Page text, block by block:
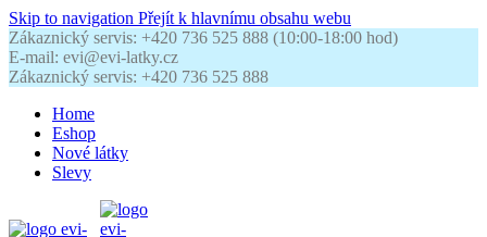
Skip to navigation Přejít k hlavnímu obsahu webu
Zákaznický servis: +420 736 525 888 (10:00-18:00 hod)
E-mail: evi@evi-latky.cz
Zákaznický servis: +420 736 525 888
Home
Eshop
Nové látky
Slevy